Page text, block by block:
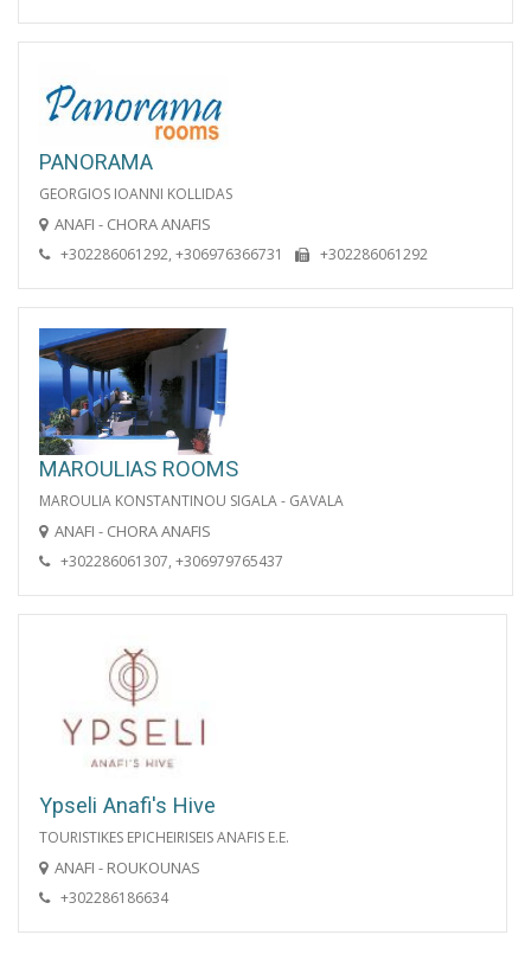
PANORAMA
GEORGIOS IOANNI KOLLIDAS
ANAFI - CHORA ANAFIS
+302286061292, +306976366731 +302286061292
MAROULIAS ROOMS
MAROULIA KONSTANTINOU SIGALA - GAVALA
ANAFI - CHORA ANAFIS
+302286061307, +306979765437
Ypseli Anafi's Hive
TOURISTIKES EPICHEIRISEIS ANAFIS E.E.
ANAFI - ROUKOUNAS
+302286186634